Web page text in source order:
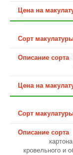
кровельного и